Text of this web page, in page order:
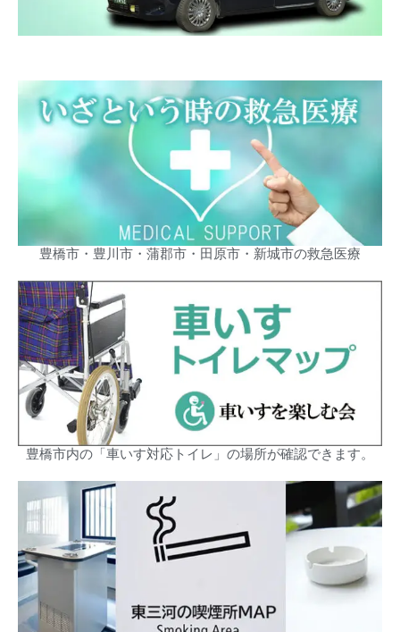
豊橋市・豊川市・蒲郡市・田原市・新城市の救急医療
豊橋市内の「車いす対応トイレ」の場所が確認できます。